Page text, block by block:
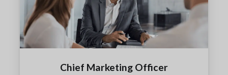
Chief Marketing Officer